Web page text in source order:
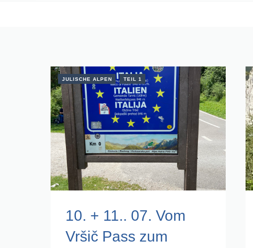
JULISCHE ALPEN TEIL 1
10. + 11.. 07. Vom
Vršič Pass zum